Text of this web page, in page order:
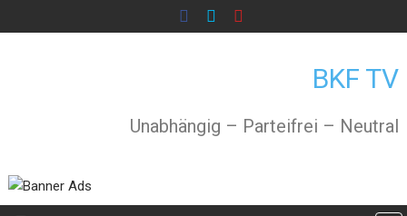
to
BKF TV
Unabhängig – Parteifrei – Neutral